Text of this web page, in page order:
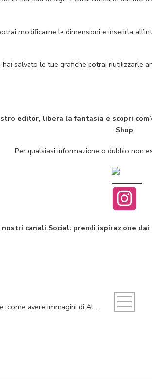
modificarne le dimensioni e inserirla
salvato le tue grafiche potrai riutilizzarle
editor, libera la fantasia e scopri
Shop
Per qualsiasi informazione o dubbio non
nostri canali Social: prendi ispirazione
Risoluzione foto da Stampare: come avere immagini di Alta qualità.